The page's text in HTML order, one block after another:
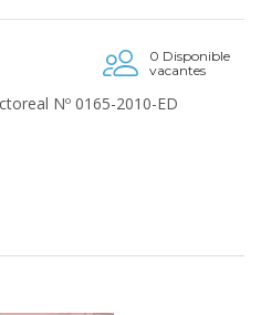
0 Disponible
vacantes
Nº 0165-2010-ED